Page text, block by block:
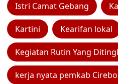
Istri Camat Gebang
Kartini Kearifan lokal
Kegiatan Rutin Yang
kerja nyata pemkab